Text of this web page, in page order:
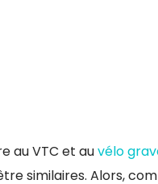
au VTC et auvélo
similaires. Alors,